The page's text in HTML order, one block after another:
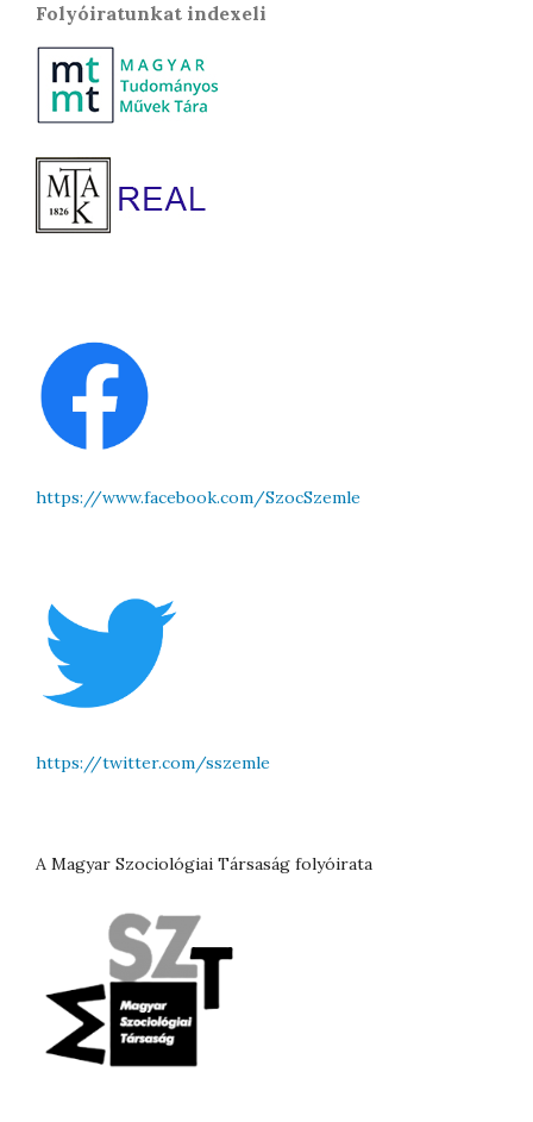
Folyóiratunkat indexeli
https://www.facebook.com/SzocSzemle
https://twitter.com/sszemle
A Magyar Szociológiai Társaság folyóirata